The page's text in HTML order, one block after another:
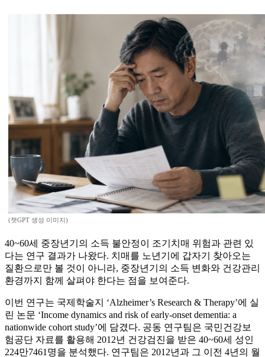
(챗GPT 생성 이미지)
40~60세 중장년기의 소득 불안정이 조기치매 위험과 관련 있
다는 연구 결과가 나왔다. 치매를 노년기에 갑자기 찾아오는
질환으로만 볼 것이 아니라, 중장년기의 소득 변화와 건강관리
환경까지 함께 살펴야 한다는 점을 보여준다.
이번 연구는 국제학술지 ‘Alzheimer’s Research & Therapy’에 실
린 논문 ‘Income dynamics and risk of early-onset dementia: a
nationwide cohort study’에 담겼다. 공동 연구팀은 국민건강보
험공단 자료를 활용해 2012년 건강검진을 받은 40~60세 성인
224만7461명을 분석했다. 연구팀은 2012년과 그 이전 4년의 월